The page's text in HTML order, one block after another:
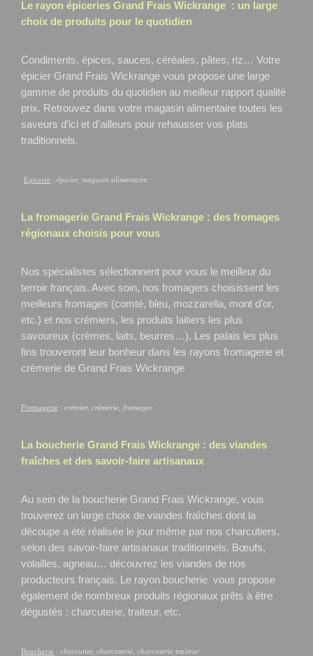
Le rayon épiceries Grand Frais Wickrange : un large
choix de produits pour le quotidien
Condiments, épices, sauces, céréales, pâtes, riz… Votre
épicier Grand Frais Wickrange vous propose une large
gamme de produits du quotidien au meilleur rapport qualité
prix. Retrouvez dans votre magasin alimentaire toutes les
saveurs d’ici et d’ailleurs pour rehausser vos plats
traditionnels.
Epicerie : épicier, magasin alimentaire
La fromagerie Grand Frais Wickrange : des fromages
régionaux choisis pour vous
Nos spécialistes sélectionnent pour vous le meilleur du
terroir français. Avec soin, nos fromagers choisissent les
meilleurs fromages (comté, bleu, mozzarella, mont d’or,
etc.) et nos crémiers, les produits laitiers les plus
savoureux (crèmes, laits, beurres…). Les palais les plus
fins trouveront leur bonheur dans les rayons fromagerie et
crèmerie de Grand Frais Wickrange.
Fromagerie : crémier, crèmerie, fromager
La boucherie Grand Frais Wickrange : des viandes
fraîches et des savoir-faire artisanaux
Au sein de la boucherie Grand Frais Wickrange, vous
trouverez un large choix de viandes fraîches dont la
découpe a été réalisée le jour même par nos charcutiers,
selon des savoir-faire artisanaux traditionnels. Bœufs,
volailles, agneau… découvrez les viandes de nos
producteurs français. Le rayon boucherie vous propose
également de nombreux produits régionaux prêts à être
dégustés : charcuterie, traiteur, etc.
Boucherie : charcutier, charcuterie, charcuterie traiteur